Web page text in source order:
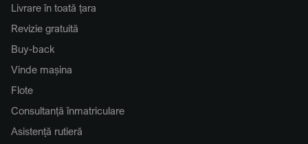
Livrare în toată țara
Revizie gratuită
Buy-back
Vinde mașina
Flote
Consultanță înmatriculare
Asistență rutieră